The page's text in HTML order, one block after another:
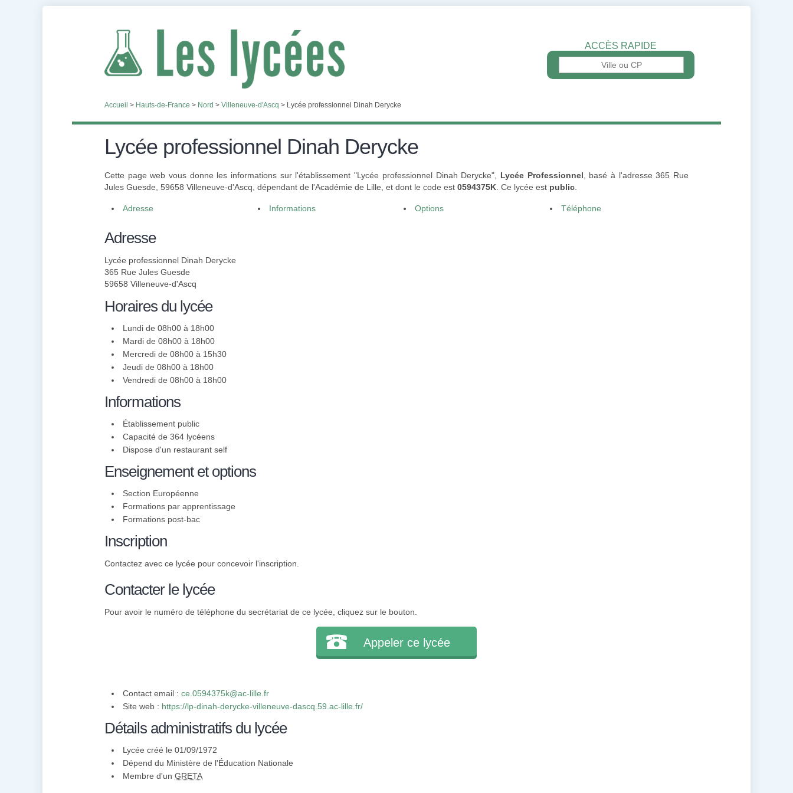
ACCÈS RAPIDE
Accueil > Hauts-de-France > Nord > Villeneuve-d'Ascq > Lycée professionnel Dinah Derycke
Lycée professionnel Dinah Derycke
Cette page web vous donne les informations sur l'établissement "Lycée professionnel Dinah Derycke", Lycée Professionnel , basé à l'adresse 365 Rue
Jules Guesde, 59658 Villeneuve-d'Ascq, dépendant de l'Académie de Lille, et dont le code est 0594375K . Ce lycée est public
Adresse Informations Options Téléphone
Adresse
Lycée professionnel Dinah Derycke
365 Rue Jules Guesde
59658 Villeneuve-d'Ascq
Horaires du lycée
Lundi de 08h00 à 18h00
Mardi de 08h00 à 18h00
Mercredi de 08h00 à 15h30
Jeudi de 08h00 à 18h00
Vendredi de 08h00 à 18h00
Informations
Établissement public
Capacité de 364 lycéens
Dispose d'un restaurant self
Enseignement et options
Section Européenne
Formations par apprentissage
Formations post-bac
Inscription
Contactez avec ce lycée pour concevoir l'inscription.
Contacter le lycée
Pour avoir le numéro de téléphone du secrétariat de ce lycée, cliquez sur le bouton.
Appeler ce lycée
Contact email : ce.0594375k@ac-lille.fr
Site web : https://lp-dinah-derycke-villeneuve-dascq.59.ac-lille.fr/
Détails administratifs du lycée
Lycée créé le 01/09/1972
Dépend du Ministère de l'Éducation Nationale
Membre d'un GRETA